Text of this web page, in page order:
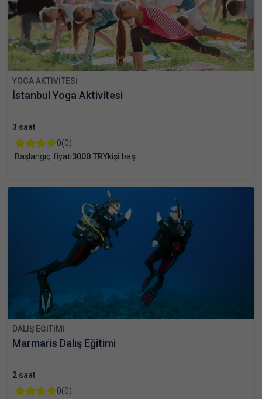
YOGA AKTIVITESI
İstanbul Yoga Aktivitesi
3 saat
0(0)
Başlangıç fiyatı3000 TRYkişi başı
DALIŞ EĞITIMI
Marmaris Dalış Eğitimi
2 saat
0(0)